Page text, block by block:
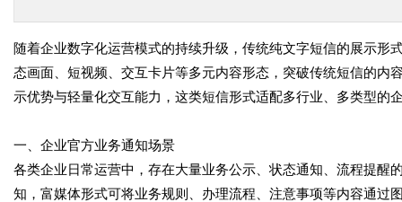
随着企业数字化运营模式的持续升级，传统纯文字短信的展示
态画面、短视频、交互卡片等多元内容形态，突破传统短信的
示优势与轻量化交互能力，这类短信形式适配多行业、多类型
一、企业官方业务通知场景
各类企业日常运营中，存在大量业务公示、状态通知、流程提醒
知，富媒体形式可将业务规则、办理流程、注意事项等内容通过